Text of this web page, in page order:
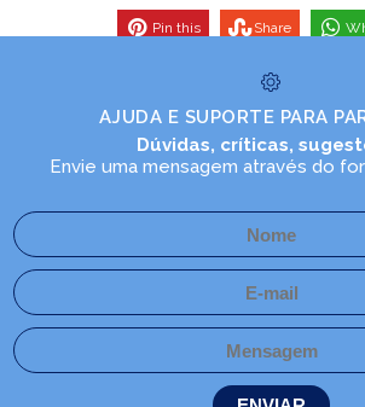
Pin this Share
AJUDA E SUPORTE PARA
Dúvidas, críticas,
Envie uma mensagem através do